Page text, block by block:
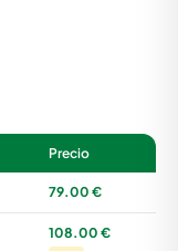
Precio
79.00 €
108.00 €